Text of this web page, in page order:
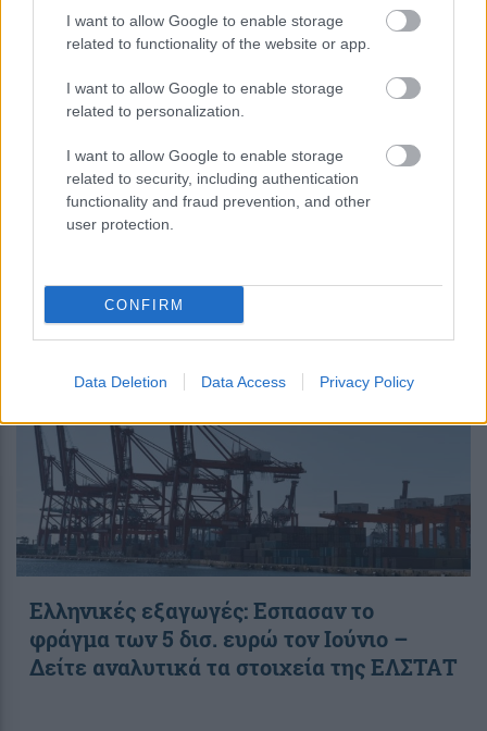
I want to allow Google to enable storage
related to functionality of the website or app.
I want to allow Google to enable storage
related to personalization.
I want to allow Google to enable storage
related to security, including authentication
functionality and fraud prevention, and other
user protection.
CONFIRM
Data Deletion Data Access Privacy Policy
περισσότερα
19:39, 7 Αυγούστου 2026 || Οικονομία
Ελληνικές εξαγωγές: Εσπασαν το
φράγμα των 5 δισ. ευρώ τον Ιούνιο –
Δείτε αναλυτικά τα στοιχεία της ΕΛΣΤΑΤ